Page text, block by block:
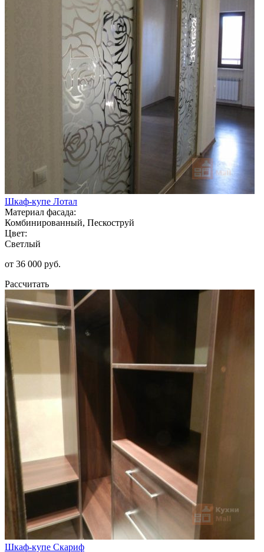
Шкаф-купе Лотал
Материал фасада:
Комбинированный, Пескоструй
Цвет:
Светлый
от 36 000 руб.
Рассчитать
Шкаф-купе Скариф